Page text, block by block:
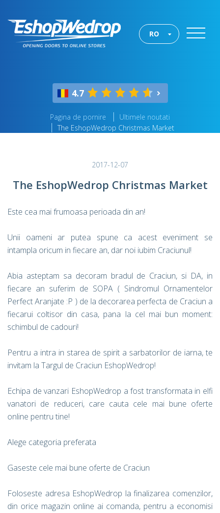
RO
4.7
Pagina de pornire
Ultimele noutati
The EshopWedrop Christmas Market
2017-12-07
The EshopWedrop Christmas Market
Este cea mai frumoasa perioada din an!
Unii oameni ar putea spune ca acest eveniment se
intampla oricum in fiecare an, dar noi iubim Craciunul!
Abia asteptam sa decoram bradul de Craciun, si DA, in
fiecare an suferim de SOPA ( Sindromul Ornamentelor
Perfect Aranjate :P ) de la decorarea perfecta de Craciun a
fiecarui coltisor din casa, pana la cel mai bun moment:
schimbul de cadouri!
Pentru a intra in starea de spirit a sarbatorilor de iarna, te
invitam la Targul de Craciun EshopWedrop!
Echipa de vanzari EshopWedrop a fost transformata in elfi
vanatori de reduceri, care cauta cele mai bune oferte
online pentru tine!
Alege categoria preferata
Gaseste cele mai bune oferte de Craciun
Foloseste adresa EshopWedrop la finalizarea comenzilor,
din orice magazin online ai comanda, pentru a economisi